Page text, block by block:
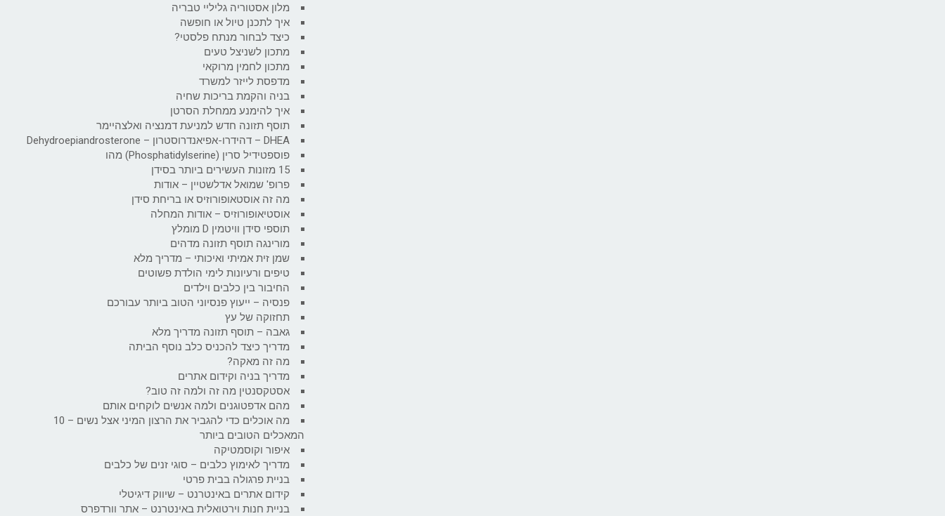
מלון אסטוריה גליליי טבריה
איך לתכנן טיול או חופשה
כיצד לבחור מנתח פלסטי?
מתכון לשניצל טעים
מתכון לחמין מרוקאי
מדפסת לייזר למשרד
בניה והקמת בריכות שחיה
איך להימנע ממחלת הסרטן
תוסף תזונה חדש למניעת דמנציה ואלצהיימר
DHEA – דהידרו-אפיאנדרוסטרון – Dehydroepiandrosterone
פוספטידיל סרין (Phosphatidylserine) מהו
15 מזונות העשירים ביותר בסידן
פרופ' שמואל אדלשטיין – אודות
מה זה אוסטאופורוזיס או בריחת סידן
אוסטיאופורוזיס – אודות המחלה
תוספי סידן וויטמין D מומלץ
מורינגה תוסף תזונה מדהים
שמן זית אמיתי ואיכותי – מדריך מלא
טיפים ורעיונות לימי הולדת פשוטים
החיבור בין כלבים וילדים
פנסיה – ייעוץ פנסיוני הטוב ביותר עבורכם
תחזוקה של עץ
גאבה – תוסף תזונה מדריך מלא
מדריך כיצד להכניס כלב נוסף הביתה
מה זה מאקה?
מדריך בניה וקידום אתרים
אסטקסנטין מה זה ולמה זה טוב?
מהם אדפטוגנים ולמה אנשים לוקחים אותם
מה אוכלים כדי להגביר את הרצון המיני אצל נשים – 10
המאכלים הטובים ביותר
איפור וקוסמטיקה
מדריך לאימוץ כלבים – סוגי זנים של כלבים
בניית פרגולה בבית פרטי
קידום אתרים באינטרנט – שיווק דיגיטלי
בניית חנות וירטואלית באינטרנט – אתר וורדפרס